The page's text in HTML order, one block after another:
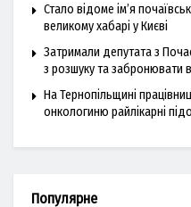
Стало відоме ім’я
великому хабарі у Києві
Затримали депутата з
з розшуку та забронювати
На Тернопільщині
онкологиню райлікарні
Популярне